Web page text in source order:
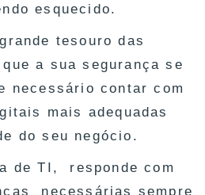
esquecido.
tesouro das
a sua segurança se
necessário contar com
mais adequadas
do seu negócio.
de TI, responde com
necessárias sempre